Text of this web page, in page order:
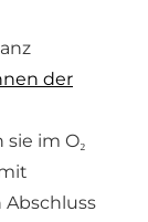
der
im O₂
Abschluss